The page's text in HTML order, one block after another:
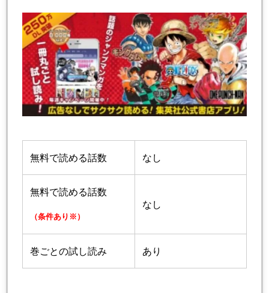
無料で読める話数 なし
無料で読める話数
（条件あり※）
なし
巻ごとの試し読み あり